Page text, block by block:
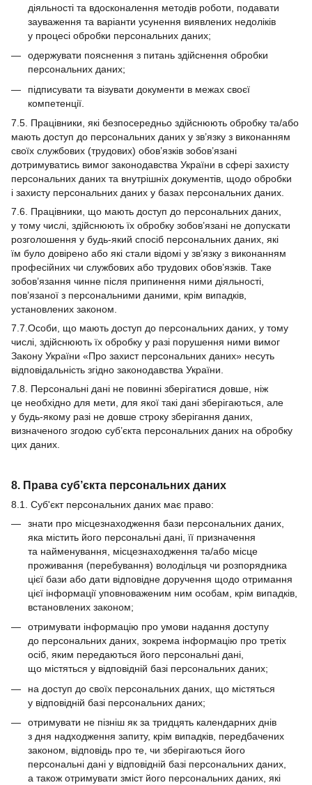
діяльності та вдосконалення методів роботи, подавати
зауваження та варіанти усунення виявлених недоліків
у процесі обробки персональних даних;
одержувати пояснення з питань здійснення обробки
персональних даних;
підписувати та візувати документи в межах своєї
компетенції.
7.5. Працівники, які безпосередньо здійснюють обробку та/або
мають доступ до персональних даних у зв’язку з виконанням
своїх службових (трудових) обов’язків зобов’язані
дотримуватись вимог законодавства України в сфері захисту
персональних даних та внутрішніх документів, щодо обробки
і захисту персональних даних у базах персональних даних.
7.6. Працівники, що мають доступ до персональних даних,
у тому числі, здійснюють їх обробку зобов’язані не допускати
розголошення у будь-який спосіб персональних даних, які
їм було довірено або які стали відомі у зв’язку з виконанням
професійних чи службових або трудових обов’язків. Таке
зобов’язання чинне після припинення ними діяльності,
пов’язаної з персональними даними, крім випадків,
установлених законом.
7.7.Особи, що мають доступ до персональних даних, у тому
числі, здійснюють їх обробку у разі порушення ними вимог
Закону України «Про захист персональних даних» несуть
відповідальність згідно законодавства України.
7.8. Персональні дані не повинні зберігатися довше, ніж
це необхідно для мети, для якої такі дані зберігаються, але
у будь-якому разі не довше строку зберігання даних,
визначеного згодою суб’єкта персональних даних на обробку
цих даних.
8. Права суб’єкта персональних даних
8.1. Суб'єкт персональних даних має право:
знати про місцезнаходження бази персональних даних,
яка містить його персональні дані, її призначення
та найменування, місцезнаходження та/або місце
проживання (перебування) володільця чи розпорядника
цієї бази або дати відповідне доручення щодо отримання
цієї інформації уповноваженим ним особам, крім випадків,
встановлених законом;
отримувати інформацію про умови надання доступу
до персональних даних, зокрема інформацію про третіх
осіб, яким передаються його персональні дані,
що містяться у відповідній базі персональних даних;
на доступ до своїх персональних даних, що містяться
у відповідній базі персональних даних;
отримувати не пізніш як за тридцять календарних днів
з дня надходження запиту, крім випадків, передбачених
законом, відповідь про те, чи зберігаються його
персональні дані у відповідній базі персональних даних,
а також отримувати зміст його персональних даних, які